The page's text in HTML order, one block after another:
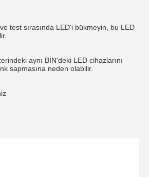
test sırasında LED'i bükmeyin, bu LED
aynı BİN'deki LED cihazlarını
sapmasına neden olabilir.